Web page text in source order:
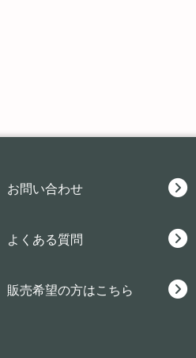
お問い合わせ
よくある質問
販売希望の方はこちら